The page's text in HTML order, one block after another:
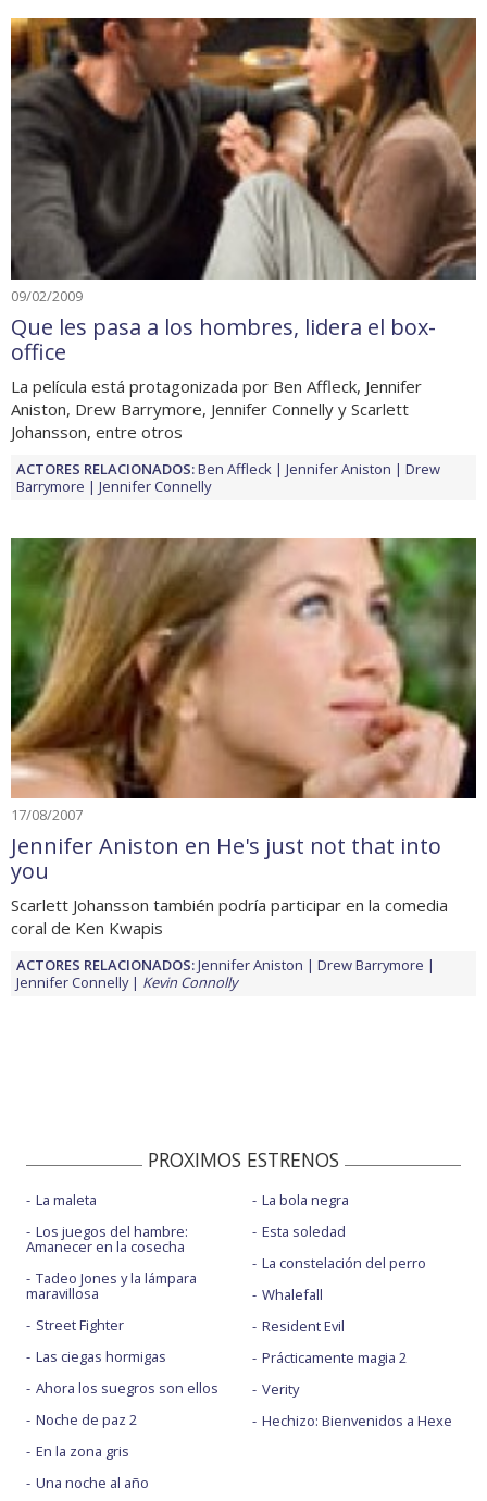
09/02/2009
Que les pasa a los hombres, lidera el box-
office
La película está protagonizada por Ben Affleck, Jennifer
Aniston, Drew Barrymore, Jennifer Connelly y Scarlett
Johansson, entre otros
ACTORES RELACIONADOS:Ben Affleck Jennifer Aniston
Drew
Barrymore
Jennifer Connelly
17/08/2007
Jennifer Aniston en He's just not that into
you
Scarlett Johansson también podría participar en la comedia
coral de Ken Kwapis
ACTORES RELACIONADOS:Jennifer Aniston
Drew Barrymore
Jennifer Connelly
Kevin Connolly
PROXIMOS ESTRENOS
La maleta
Los juegos del hambre:
Amanecer en la cosecha
Tadeo Jones y la lámpara
maravillosa
Street Fighter
Las ciegas hormigas
Ahora los suegros son ellos
Noche de paz 2
En la zona gris
Una noche al año
La bola negra
Esta soledad
La constelación del perro
Whalefall
Resident Evil
Prácticamente magia 2
Verity
Hechizo: Bienvenidos a Hexe